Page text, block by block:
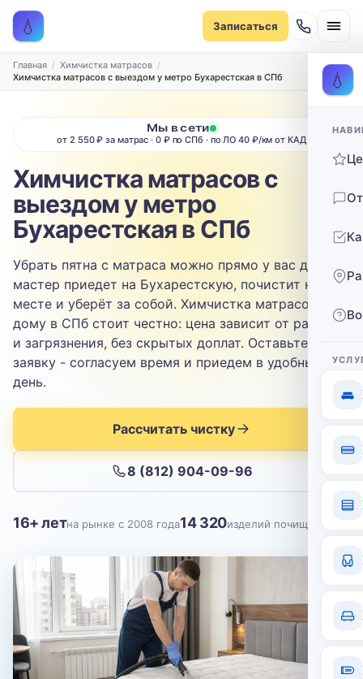
💧 Записаться
Записаться на химчистку
Рассчитаем стоимость и подберём удобное время
ТИП МЕБЕЛИ
ТИП ОБИВКИ
Выберите ткань…
ЗАГРЯЗНЕНИЕ
Выберите загрязнение…
ТЕЛЕФОН
Отправить
Нажимая кнопку, вы соглашаетесь сполитикой конфиденциальности
💧
Главная
Химчистка матрасов
Химчистка матрасов с выездом у метро Бухарестская в СПб
Мы в сети
от 2 550 ₽ за матрас · 0 ₽ по СПб · по ЛО 40 ₽/км от КАД
Химчистка матрасов с
выездом у метро
Бухарестская в СПб
Убрать пятна с матраса можно прямо у вас дома -
мастер приедет на Бухарестскую, почистит на
месте и уберёт за собой. Химчистка матрасов на
дому в СПб стоит честно: цена зависит от размера
и загрязнения, без скрытых доплат. Оставьте
заявку - согласуем время и приедем в удобный
день.
Рассчитать чистку
8 (812) 904-09-96
16+ летна рынке с 2008 года14 320изделий почищено